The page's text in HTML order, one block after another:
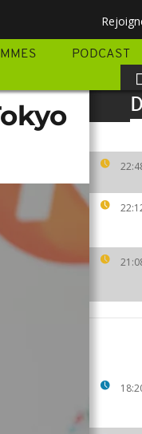
PODCAST